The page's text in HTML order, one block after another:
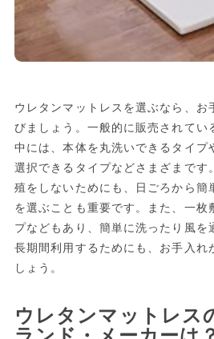
ウレタンマットレスを選ぶなら、お
びましょう。一般的に販売されてい
中には、本体を丸洗いできるタイプ
選択できるタイプなどさまざまです
殖をしないためにも、日ごろから簡
を選ぶことも重要です。また、一
プなどもあり、簡単に洗ったり風を
長期間利用するためにも、お手入れ
しょう。
ウレタンマットレス